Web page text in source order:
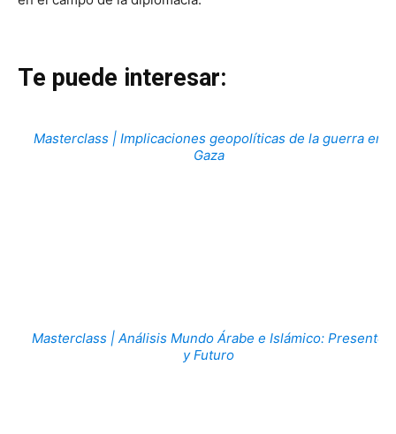
Te puede interesar:
Masterclass | Implicaciones geopolíticas de la guerra en
Gaza
Masterclass | Análisis Mundo Árabe e Islámico: Presente
y Futuro